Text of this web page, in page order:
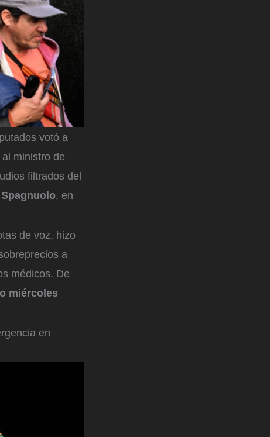
votó a
al ministro de
filtrados del
, en
de voz, hizo
a
médicos. De
miércoles
en